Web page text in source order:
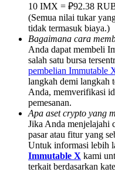
Deposit & Trade BTC
Deposit CASHCAT &
Share 500000
Exclusive for BitMart
Register & Trade to
10 IMX = ₽92.38
(Semua nilai tukar
tidak termasuk biaya.)
Bagaimana cara
Anda dapat membeli
salah satu bursa
pembelian Immutable
langkah demi langkah
Anda, memverifikasi
pemesanan.
Apa aset crypto yang
Jika Anda menjelajahi
pasar atau fitur yang
Untuk informasi lebih
Immutable X kami
terkait berdasarkan